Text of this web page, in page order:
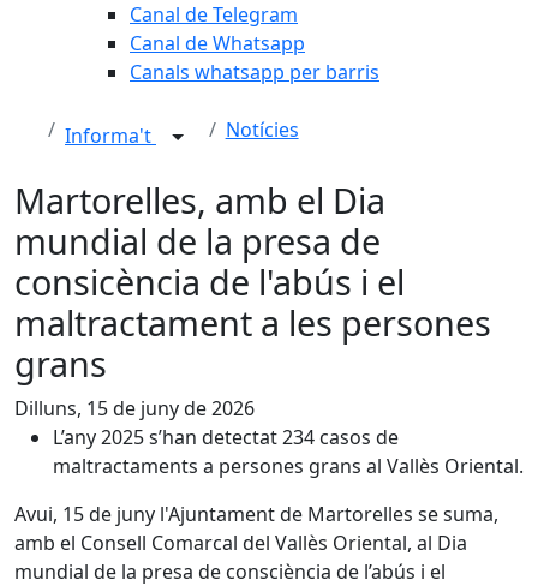
Canal de Telegram
Canal de Whatsapp
Canals whatsapp per barris
Informa't Notícies
Martorelles, amb el Dia
mundial de la presa de
consicència de l'abús i el
maltractament a les persones
grans
Dilluns, 15 de juny de 2026
L’any 2025 s’han detectat 234 casos de
maltractaments a persones grans al Vallès Oriental.
Avui, 15 de juny l'Ajuntament de Martorelles se suma,
amb el Consell Comarcal del Vallès Oriental, al Dia
mundial de la presa de consciència de l’abús i el